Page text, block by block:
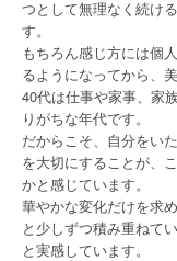
つとして無理なく続け
す。
もちろん感じ方には個
るようになってから、
40代は仕事や家事、家
りがちな年代です。
だからこそ、自分をい
を大切にすることが、
かと感じています。
華やかな変化だけを求
と少しずつ積み重ねて
と実感しています。